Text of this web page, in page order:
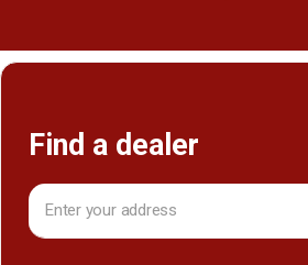
Find a dealer